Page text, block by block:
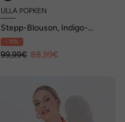
ULLA POPKEN
Stepp-Blouson, Indigo-
Färbung, Stehkragen,
Langarm
- 11%
99,99€ 88,99€